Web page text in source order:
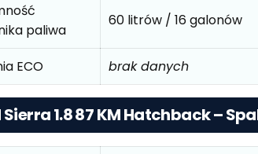
paliwa
60 litrów / 16 galonów
ECO brak danych
Sierra 1.8 87 KM Hatchback –